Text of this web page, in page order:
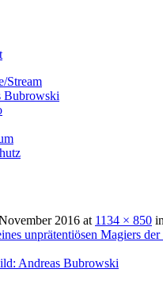
Stream
Bubrowski
2016 at 1134 × 850 in
unprätentiösen Magiers